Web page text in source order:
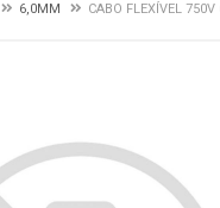
6,0MM CABO FLEXÍVEL